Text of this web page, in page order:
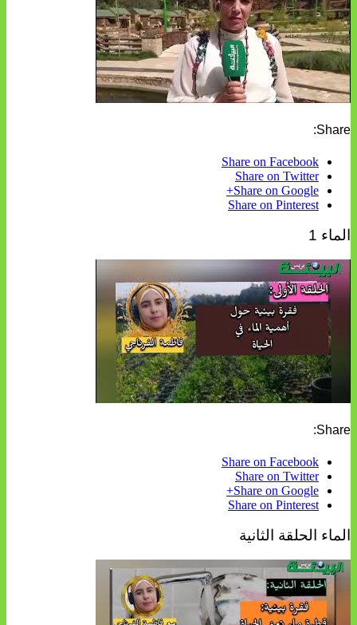
Share:
Share on Facebook
Share on Twitter
Share on Google+
Share on Pinterest
الماء 1
Share:
Share on Facebook
Share on Twitter
Share on Google+
Share on Pinterest
الماء الحلقة الثانية